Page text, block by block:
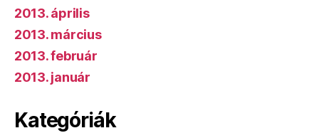
2013. április
2013. március
2013. február
2013. január
Kategóriák